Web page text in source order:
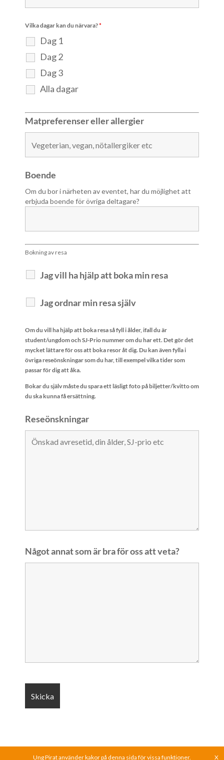
Vilka dagar kan du närvara?*
Dag 1
Dag 2
Dag 3
Alla dagar
Matpreferenser eller allergier
Boende
Om du bor i närheten av eventet, har du möjlighet att
erbjuda boende för övriga deltagare?
Bokning av resa
Jag vill ha hjälp att boka min resa
Jag ordnar min resa själv
Om du vill ha hjälp att boka resa så fyll i ålder, ifall du är
student/ungdom ochSJ-Prio nummer om du har ett. Det gör det
mycket lättare för oss att boka resor åt dig. Du kan även fylla i
övriga reseönskningar som du har, till exempel vilka tider som
passar för dig att åka.
Bokar du själv måste du spara ett läsligt foto på biljetter/kvitto om
du ska kunna få ersättning.
Reseönskningar
Något annat som är bra för oss att veta?
Ung Pirat använder kakor på denna sida för vissa funktioner. X